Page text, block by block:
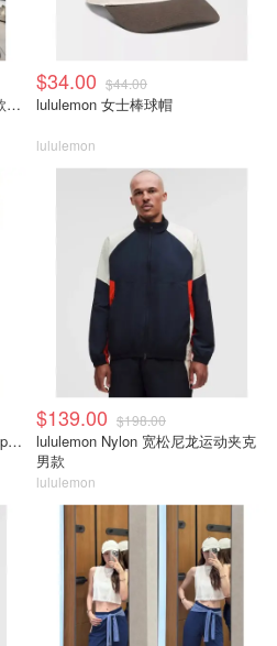
lululemon Wundermost Nulu 短款圆领T恤
$34.00 $44.00
lululemon 女士棒球帽
lululemon
lululemon Ebb to Street Tank Top 女士轻支撑背心
$139.00 $198.00
lululemon Nylon 宽松尼龙运动夹克
男款
lululemon